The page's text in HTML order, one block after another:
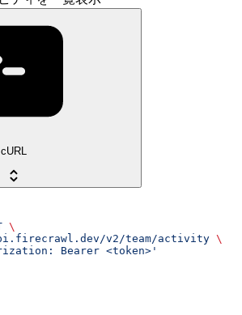
cURL
\
v2/team/activity \
Bearer <token>'